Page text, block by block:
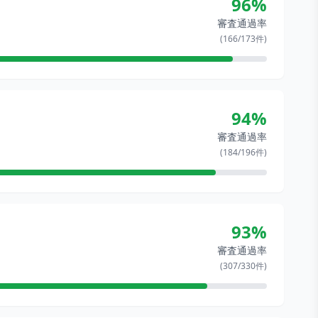
審査通過率
(166/173件)
94%
審査通過率
(184/196件)
93%
審査通過率
(307/330件)